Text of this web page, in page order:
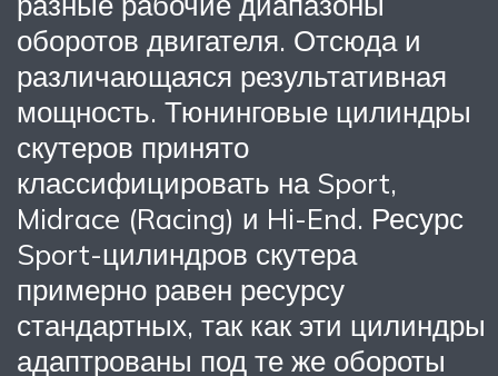
оборотов двигателя. Отсюда и
различающаяся результативная
мощность. Тюнинговые цилиндры
скутеров принято
классифицировать на Sport,
Midrace (Racing) и Hi-End. Ресурс
Sport-цилиндров скутера
примерно равен ресурсу
стандартных, так как эти цилиндры
адаптрованы под те же обороты